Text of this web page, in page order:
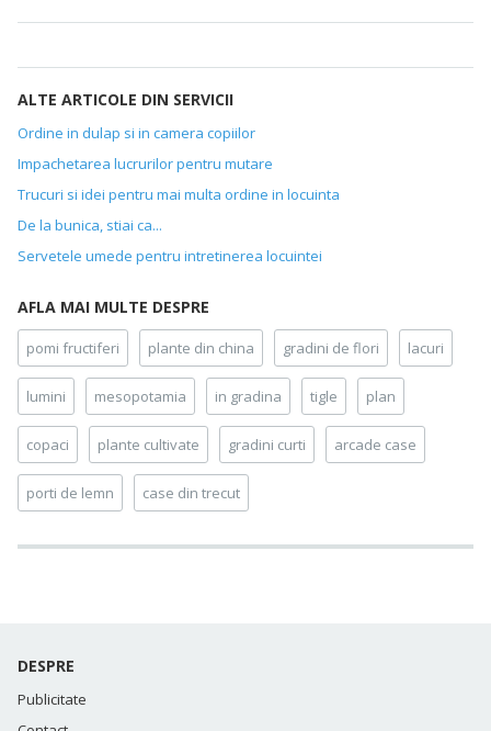
ALTE ARTICOLE DIN SERVICII
Ordine in dulap si in camera copiilor
Impachetarea lucrurilor pentru mutare
Trucuri si idei pentru mai multa ordine in locuinta
De la bunica, stiai ca...
Servetele umede pentru intretinerea locuintei
AFLA MAI MULTE DESPRE
pomi fructiferi plante din china gradini de flori lacuri
lumini mesopotamia in gradina tigle plan
copaci plante cultivate gradini curti arcade case
porti de lemn case din trecut
DESPRE
Publicitate